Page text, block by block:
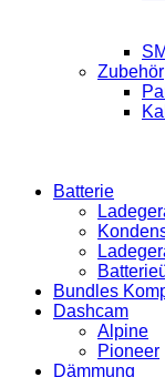
Zubehör
Batterie
Bundles
Dashcam
Alpine
Pioneer
Dämmung